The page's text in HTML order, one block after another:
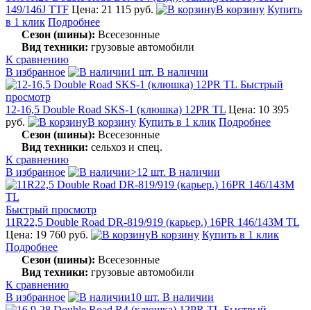
149/146J ТТF Цена: 21 115 руб. В корзину Купить
в 1 клик Подробнее
Сезон (шины): Всесезонные
Вид техники: грузовые автомобили
К сравнению
В избранное
1 шт. В наличии
Быстрый
просмотр
12-16,5 Double Road SKS-1 (клюшка) 12PR TL Цена: 10 395
руб.
В корзину Купить в 1 клик Подробнее
Сезон (шины): Всесезонные
Вид техники: сельхоз и спец.
К сравнению
В избранное
>12 шт. В наличии
Быстрый просмотр
11R22,5 Double Road DR-819/919 (карьер.) 16PR 146/143M TL
Цена: 19 760 руб.
В корзину Купить в 1 клик
Подробнее
Сезон (шины): Всесезонные
Вид техники: грузовые автомобили
К сравнению
В избранное
10 шт. В наличии